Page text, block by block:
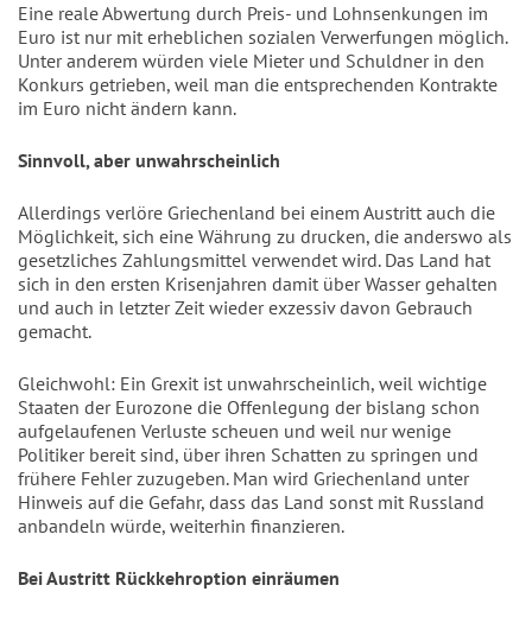
Eine reale Abwertung durch Preis- und Lohnsenkungen im
Euro ist nur mit erheblichen sozialen Verwerfungen möglich.
Unter anderem würden viele Mieter und Schuldner in den
Konkurs getrieben, weil man die entsprechenden Kontrakte
im Euro nicht ändern kann.
Sinnvoll, aber unwahrscheinlich
Allerdings verlöre Griechenland bei einem Austritt auch die
Möglichkeit, sich eine Währung zu drucken, die anderswo als
gesetzliches Zahlungsmittel verwendet wird. Das Land hat
sich in den ersten Krisenjahren damit über Wasser gehalten
und auch in letzter Zeit wieder exzessiv davon Gebrauch
gemacht.
Gleichwohl: Ein Grexit ist unwahrscheinlich, weil wichtige
Staaten der Eurozone die Offenlegung der bislang schon
aufgelaufenen Verluste scheuen und weil nur wenige
Politiker bereit sind, über ihren Schatten zu springen und
frühere Fehler zuzugeben. Man wird Griechenland unter
Hinweis auf die Gefahr, dass das Land sonst mit Russland
anbandeln würde, weiterhin finanzieren.
Bei Austritt Rückkehroption einräumen